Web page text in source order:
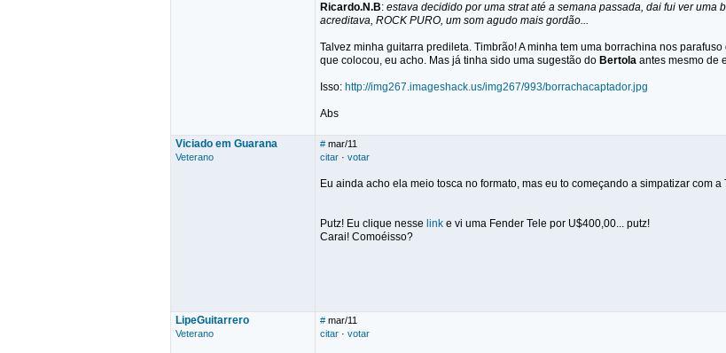
Ricardo.N.B: estava decidido por uma strat até a semana passada, dai fui ver uma
acreditava, ROCK PURO, um som agudo mais gordão...
Talvez minha guitarra predileta. Timbrão! A minha tem uma borrachina nos
que colocou, eu acho. Mas já tinha sido uma sugestão do Bertola antes mesmo de
Isso: http://img267.imageshack.us/img267/993/borrachacaptador.jpg
Abs
Viciado em Guarana
Veterano
# mar/11
citar · votar
Eu ainda acho ela meio tosca no formato, mas eu to começando a simpatizar com a
Putz! Eu clique nesse link e vi uma Fender Tele por U$400,00... putz!
Carai! Comoéisso?
LipeGuitarrero
Veterano
# mar/11
citar · votar